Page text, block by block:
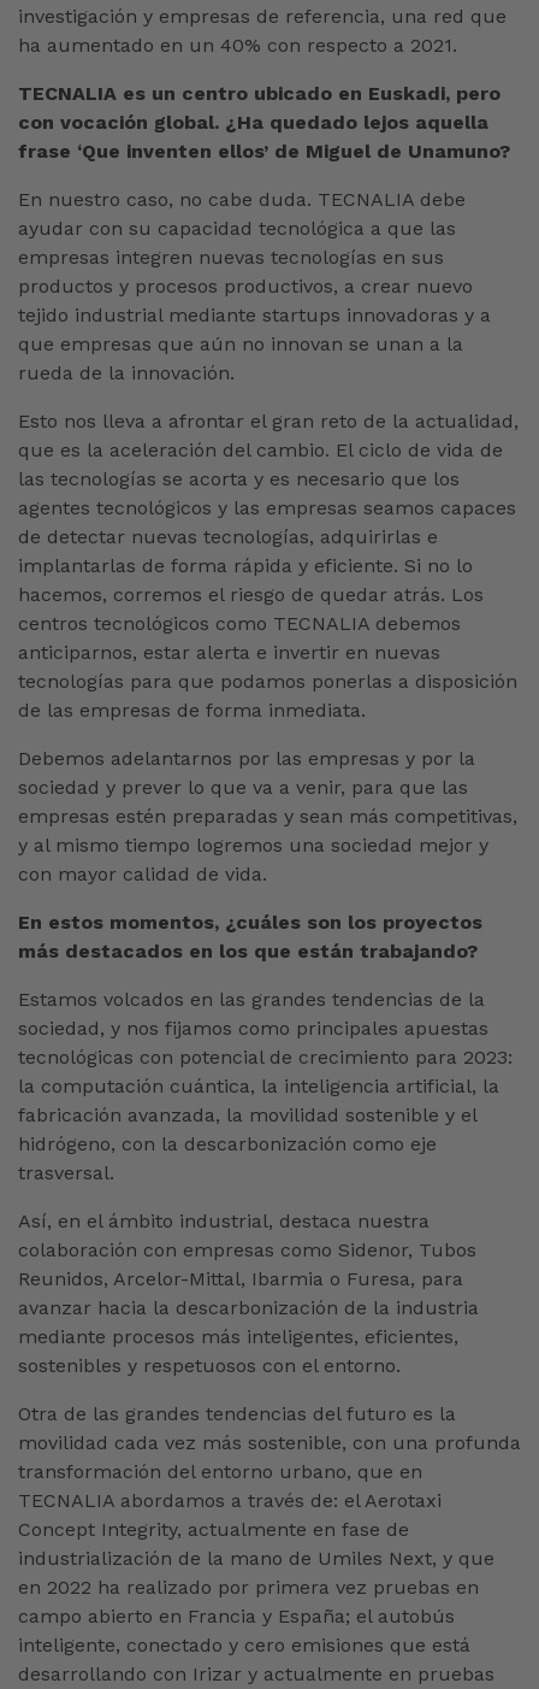
investigación y empresas de referencia, una red que
ha aumentado en un 40% con respecto a 2021.
TECNALIA es un centro ubicado en Euskadi, pero
con vocación global. ¿Ha quedado lejos aquella
frase ‘Que inventen ellos’ de Miguel de Unamuno?
En nuestro caso, no cabe duda. TECNALIA debe
ayudar con su capacidad tecnológica a que las
empresas integren nuevas tecnologías en sus
productos y procesos productivos, a crear nuevo
tejido industrial mediante startups innovadoras y a
que empresas que aún no innovan se unan a la
rueda de la innovación.
Esto nos lleva a afrontar el gran reto de la actualidad,
que es la aceleración del cambio. El ciclo de vida de
las tecnologías se acorta y es necesario que los
agentes tecnológicos y las empresas seamos capaces
de detectar nuevas tecnologías, adquirirlas e
implantarlas de forma rápida y eficiente. Si no lo
hacemos, corremos el riesgo de quedar atrás. Los
centros tecnológicos como TECNALIA debemos
anticiparnos, estar alerta e invertir en nuevas
tecnologías para que podamos ponerlas a disposición
de las empresas de forma inmediata.
Debemos adelantarnos por las empresas y por la
sociedad y prever lo que va a venir, para que las
empresas estén preparadas y sean más competitivas,
y al mismo tiempo logremos una sociedad mejor y
con mayor calidad de vida.
En estos momentos, ¿cuáles son los proyectos
más destacados en los que están trabajando?
Estamos volcados en las grandes tendencias de la
sociedad, y nos fijamos como principales apuestas
tecnológicas con potencial de crecimiento para 2023:
la computación cuántica, la inteligencia artificial, la
fabricación avanzada, la movilidad sostenible y el
hidrógeno, con la descarbonización como eje
trasversal.
Así, en el ámbito industrial, destaca nuestra
colaboración con empresas como Sidenor, Tubos
Reunidos, Arcelor-Mittal, Ibarmia o Furesa, para
avanzar hacia la descarbonización de la industria
mediante procesos más inteligentes, eficientes,
sostenibles y respetuosos con el entorno.
Otra de las grandes tendencias del futuro es la
movilidad cada vez más sostenible, con una profunda
transformación del entorno urbano, que en
TECNALIA abordamos a través de: el Aerotaxi
Concept Integrity, actualmente en fase de
industrialización de la mano de Umiles Next, y que
en 2022 ha realizado por primera vez pruebas en
campo abierto en Francia y España; el autobús
inteligente, conectado y cero emisiones que está
desarrollando con Irizar y actualmente en pruebas